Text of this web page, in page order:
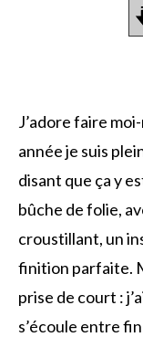
J’adore faire
année je suis
disant que ça y
bûche de folie,
croustillant, un
finition parfaite.
prise de court :
s’écoule entre